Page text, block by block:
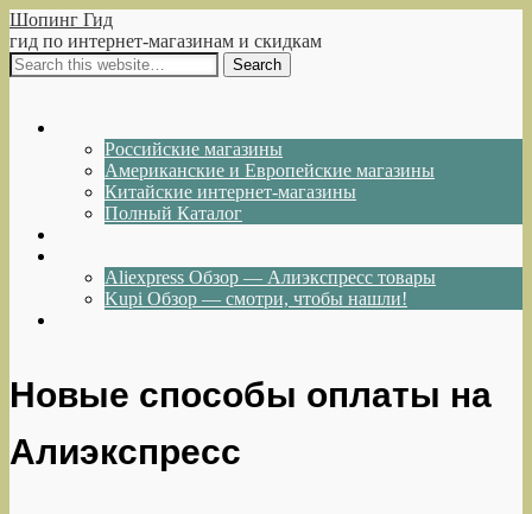
Шопинг Гид
гид по интернет-магазинам и скидкам
Российские магазины
Американские и Европейские магазины
Китайские интернет-магазины
Полный Каталог
Aliexpress Обзор — Алиэкспресс товары
Kupi Обзор — смотри, чтобы нашли!
Новые способы оплаты на
Алиэкспресс